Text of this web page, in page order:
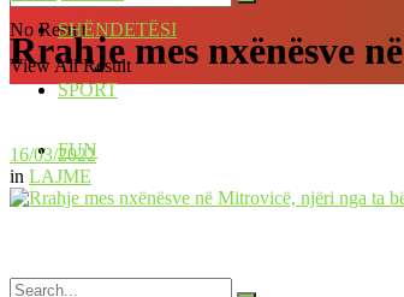
No Result
View All Result
SHËNDETËSI
SPORT
FUN
Rrahje mes nxënësve
16/03/2022
in LAJME